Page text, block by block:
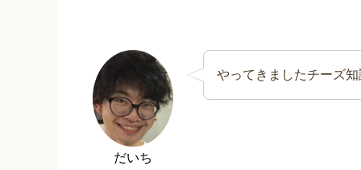
だいち
やってきましたチーズ